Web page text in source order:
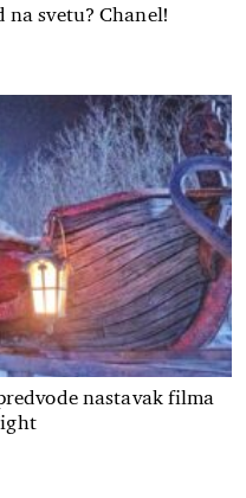
svetu? Chanel!
nastavak filma